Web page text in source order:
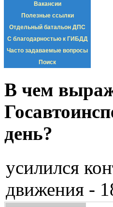
Вакансии
Полезные ссылки
Отдельный батальон ДПС
С благодарностью к ГИБДД
Часто задаваемые вопросы
Поиск
В чем
день?
усилился
движения -